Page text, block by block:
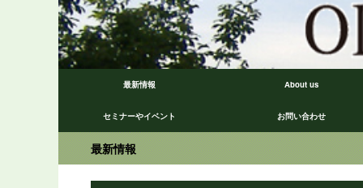
最新情報 About us
セミナーやイベント お問い合わせ
最新情報